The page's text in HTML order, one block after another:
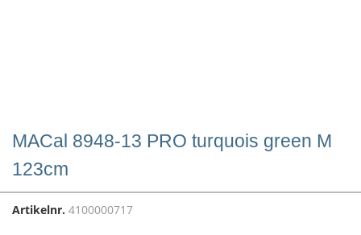
MACal 8948-13 PRO turquois green M
123cm
Artikelnr. 4100000717